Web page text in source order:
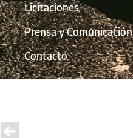
Licitaciones
Prensa y Comunicación
Contacto